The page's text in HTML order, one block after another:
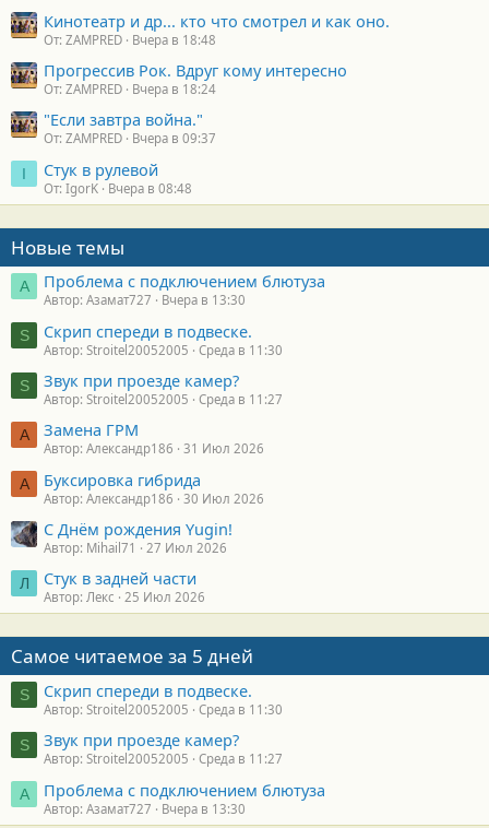
Кинотеатр и др... кто что смотрел и как оно.
От: ZAMPRED Вчера в 18:48
Прогрессив Рок. Вдруг кому интересно
От: ZAMPRED Вчера в 18:24
"Если завтра война."
От: ZAMPRED Вчера в 09:37
I Стук в рулевой
От: IgorK Вчера в 08:48
Новые темы
А Проблема с подключением блютуза
Автор: Азамат727 Вчера в 13:30
S Скрип спереди в подвеске.
Автор: Stroitel20052005 Среда в 11:30
S Звук при проезде камер?
Автор: Stroitel20052005 Среда в 11:27
А Замена ГРМ
Автор: Александр186 31 Июл 2026
А Буксировка гибрида
Автор: Александр186 30 Июл 2026
С Днём рождения Yugin!
Автор: Mihail71 27 Июл 2026
Л Стук в задней части
Автор: Лекс 25 Июл 2026
Самое читаемое за 5 дней
S Скрип спереди в подвеске.
Автор: Stroitel20052005 Среда в 11:30
S Звук при проезде камер?
Автор: Stroitel20052005 Среда в 11:27
А Проблема с подключением блютуза
Автор: Азамат727 Вчера в 13:30